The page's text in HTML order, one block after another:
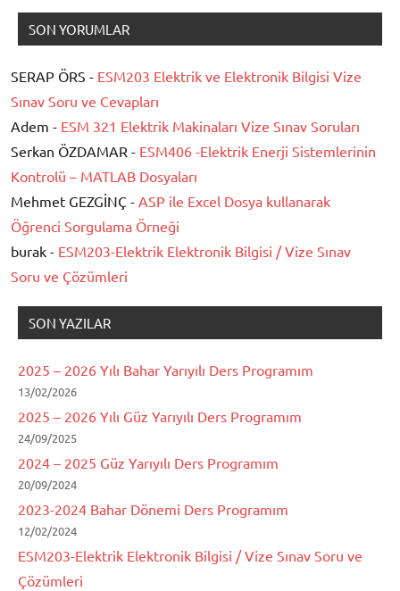
SON YORUMLAR
SERAP ÖRS - ESM203 Elektrik ve Elektronik Bilgisi Vize
Sınav Soru ve Cevapları
Adem - ESM 321 Elektrik Makinaları Vize Sınav Soruları
Serkan ÖZDAMAR - ESM406 -Elektrik Enerji Sistemlerinin
Kontrolü – MATLAB Dosyaları
Mehmet GEZGİNÇ - ASP ile Excel Dosya kullanarak
Öğrenci Sorgulama Örneği
burak - ESM203-Elektrik Elektronik Bilgisi / Vize Sınav
Soru ve Çözümleri
SON YAZILAR
2025 – 2026 Yılı Bahar Yarıyılı Ders Programım
13/02/2026
2025 – 2026 Yılı Güz Yarıyılı Ders Programım
24/09/2025
2024 – 2025 Güz Yarıyılı Ders Programım
20/09/2024
2023-2024 Bahar Dönemi Ders Programım
12/02/2024
ESM203-Elektrik Elektronik Bilgisi / Vize Sınav Soru ve
Çözümleri